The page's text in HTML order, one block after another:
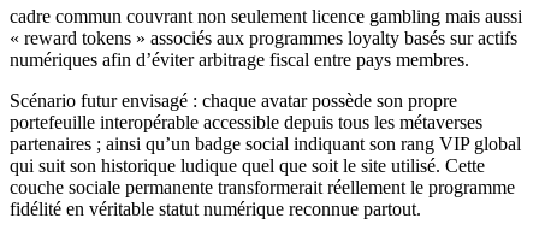
cadre commun couvrant non seulement licence gambling mais aussi
« reward tokens » associés aux programmes loyalty basés sur actifs
numériques afin d’éviter arbitrage fiscal entre pays membres.
Scénario futur envisagé : chaque avatar possède son propre
portefeuille interopérable accessible depuis tous les métaverses
partenaires ; ainsi qu’un badge social indiquant son rang VIP global
qui suit son historique ludique quel que soit le site utilisé. Cette
couche sociale permanente transformerait réellement le programme
fidélité en véritable statut numérique reconnue partout.